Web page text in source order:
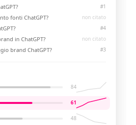
#1
fonti ChatGPT? non citato
#4
in ChatGPT? non citato
brand ChatGPT? #3
84
61
48